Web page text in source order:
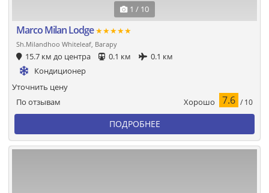
1 / 10
Marco Milan Lodge★★★★★
Sh.Milandhoo Whiteleaf, Вагару
15.7 км до центра 0.1 км
0.1 км
Кондиционер
По отзывам Хорошо 7.6 / 10
Уточнить цену
ПОДРОБНЕЕ